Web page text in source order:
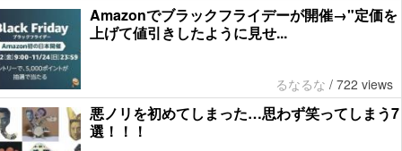
Amazonでブラックフライデーが開催→"定価を
上げて値引きしたように見せ...
るなるな / 722 views
悪ノリを初めてしまった…思わず笑ってしまう7
選！！！